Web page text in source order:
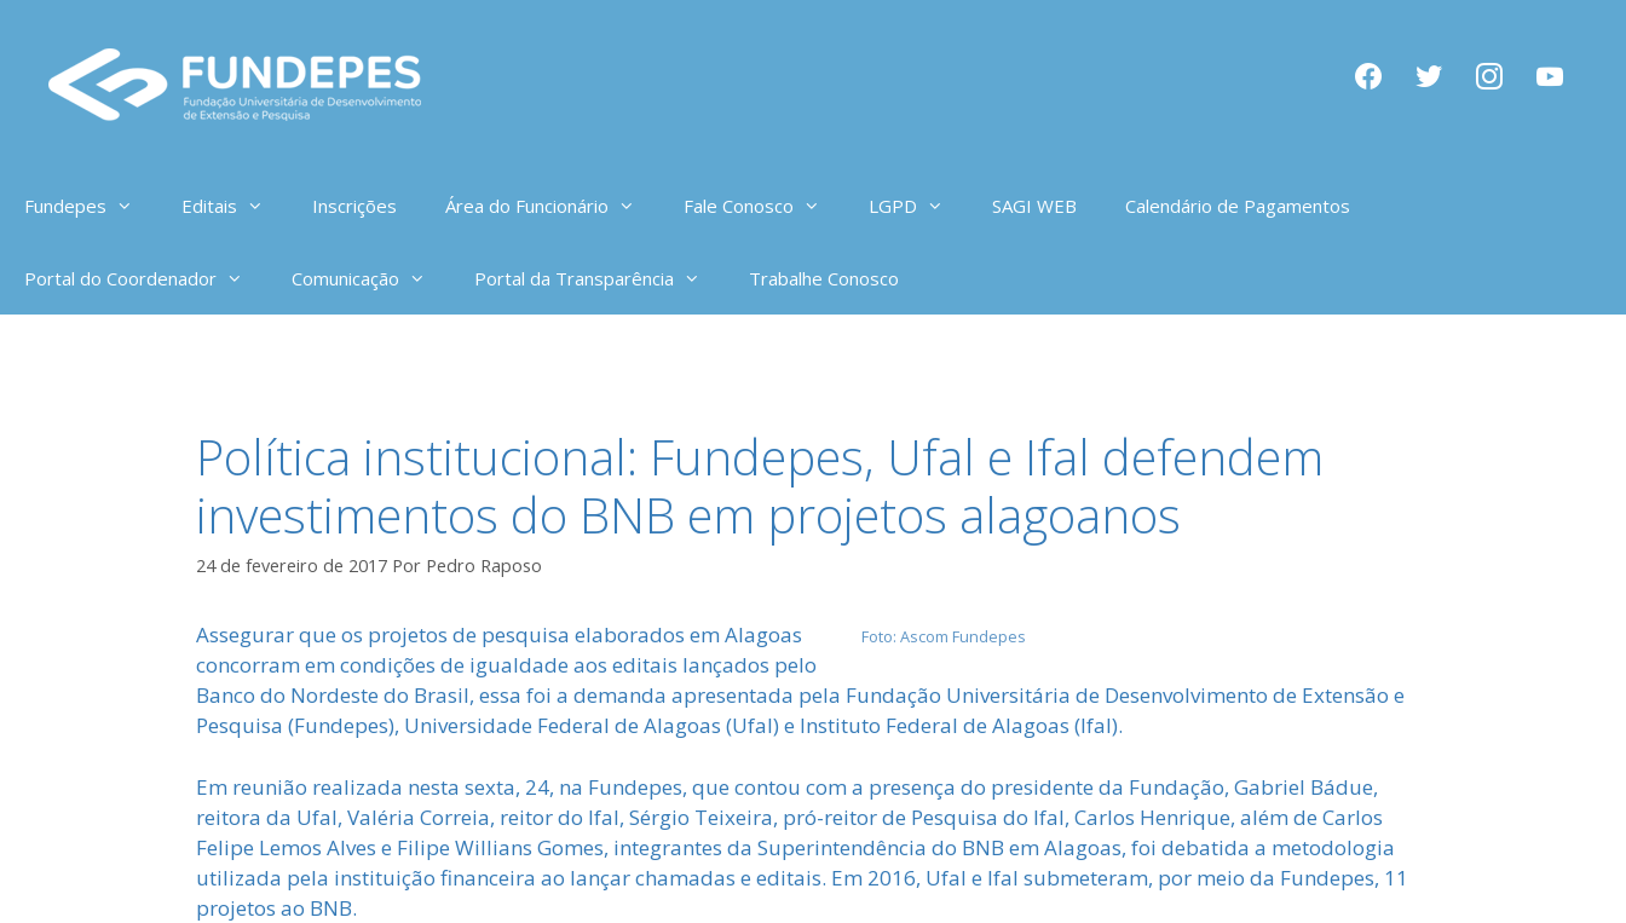
conteúdo
facebooktwitter instagramyoutube
Fundepes Editais Inscrições Área do Funcionário Fale Conosco LGPD SAGI WEB Calendário de Pagamentos
Portal do Coordenador Comunicação Portal da Transparência Trabalhe Conosco
Política institucional: Fundepes, Ufal e Ifal defendem
investimentos do BNB em projetos alagoanos
24 de fevereiro de 2017 Por Pedro Raposo
Foto: Ascom Fundepes
Assegurar que os projetos de pesquisa elaborados em Alagoas
concorram em condições de igualdade aos editais lançados pelo
Banco do Nordeste do Brasil, essa foi a demanda apresentada pela Fundação Universitária de Desenvolvimento de Extensão e
Pesquisa (Fundepes), Universidade Federal de Alagoas (Ufal) e Instituto Federal de Alagoas (Ifal).
Em reunião realizada nesta sexta, 24, na Fundepes, que contou com a presença do presidente da Fundação, Gabriel Bádue,
reitora da Ufal, Valéria Correia, reitor do Ifal, Sérgio Teixeira, pró-reitor de Pesquisa do Ifal, Carlos Henrique, além de Carlos
Felipe Lemos Alves e Filipe Willians Gomes, integrantes da Superintendência do BNB em Alagoas, foi debatida a metodologia
utilizada pela instituição financeira ao lançar chamadas e editais. Em 2016, Ufal e Ifal submeteram, por meio da Fundepes, 11
projetos ao BNB.